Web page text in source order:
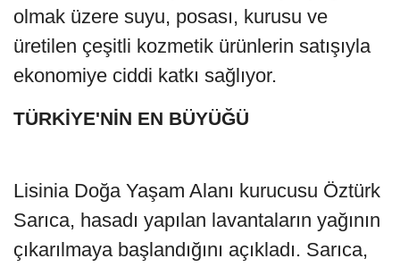
olmak üzere suyu, posası, kurusu ve
üretilen çeşitli kozmetik ürünlerin satışıyla
ekonomiye ciddi katkı sağlıyor.
TÜRKİYE'NİN EN BÜYÜĞÜ
Lisinia Doğa Yaşam Alanı kurucusu Öztürk
Sarıca, hasadı yapılan lavantaların yağının
çıkarılmaya başlandığını açıkladı. Sarıca,